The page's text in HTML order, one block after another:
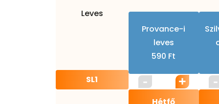
Leves
SL1
Provance-i
leves
590 Ft